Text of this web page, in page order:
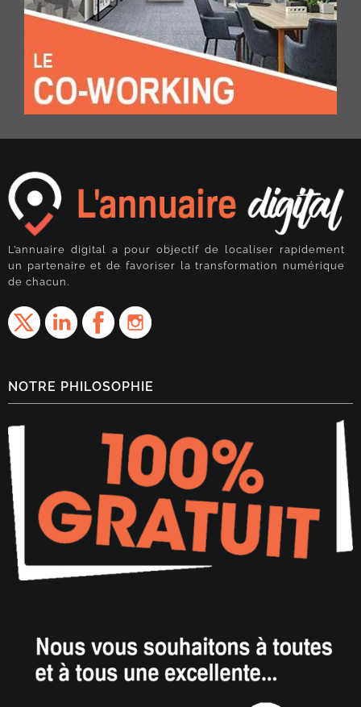
L’annuaire digital a pour objectif de localiser rapidement
un partenaire et de favoriser la transformation numérique
de chacun.
NOTRE PHILOSOPHIE